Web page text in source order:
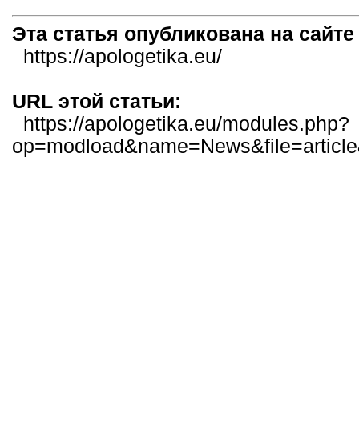
Эта статья опубликована на
https://apologetika.eu/
URL этой статьи:
https://apologetika.eu/modules.php?